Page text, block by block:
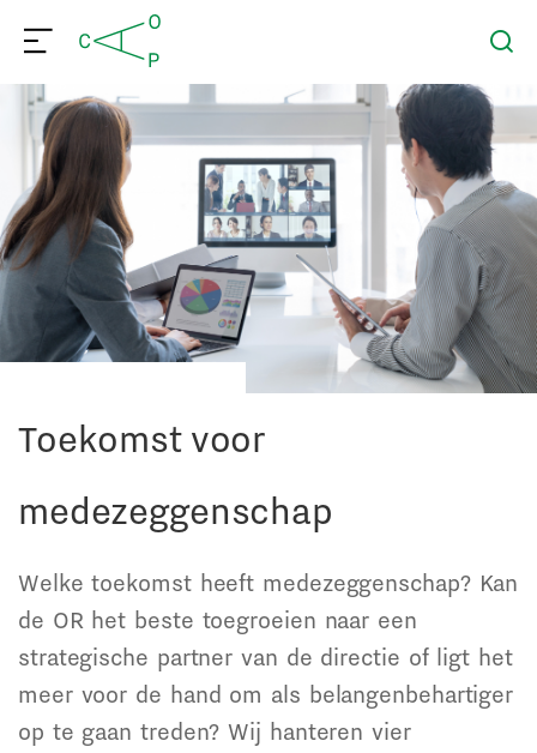
Toekomst voor
medezeggenschap
Welke toekomst heeft medezeggenschap? Kan
de OR het beste toegroeien naar een
strategische partner van de directie of ligt het
meer voor de hand om als belangenbehartiger
op te gaan treden? Wij hanteren vier